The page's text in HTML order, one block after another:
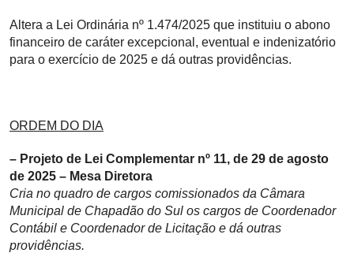
Altera a Lei Ordinária nº 1.474/2025 que instituiu o abono
financeiro de caráter excepcional, eventual e indenizatório
para o exercício de 2025 e dá outras providências.
ORDEM DO DIA
– Projeto de Lei Complementar nº 11, de 29 de agosto
de 2025 – Mesa Diretora
Cria no quadro de cargos comissionados da Câmara
Municipal de Chapadão do Sul os cargos de Coordenador
Contábil e Coordenador de Licitação e dá outras
providências.